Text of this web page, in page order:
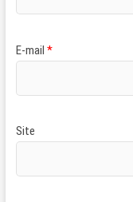
E-mail *
Site